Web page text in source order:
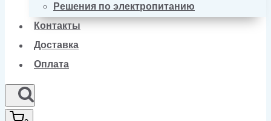
Решения по электропитанию
Контакты
Доставка
Оплата